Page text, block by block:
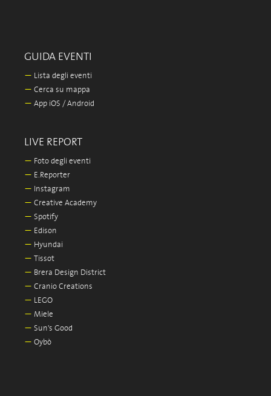
GUIDA EVENTI
— Lista degli eventi
— Cerca su mappa
— App iOS / Android
LIVE REPORT
— Foto degli eventi
— E.Reporter
— Instagram
— Creative Academy
— Spotify
— Edison
— Hyundai
— Tissot
— Brera Design District
— Cranio Creations
— LEGO
— Miele
— Sun's Good
— Oybò